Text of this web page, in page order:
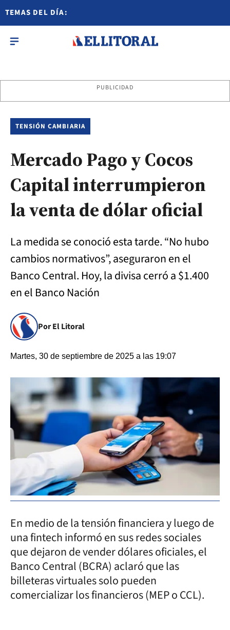
TEMAS DEL DÍA:
PUBLICIDAD
TENSIÓN CAMBIARIA
Mercado Pago y Cocos
Capital interrumpieron
la venta de dólar oficial
La medida se conoció esta tarde. “No hubo
cambios normativos”, aseguraron en el
Banco Central. Hoy, la divisa cerró a $1.400
en el Banco Nación
Por El Litoral
Martes, 30 de septiembre de 2025 a las 19:07
En medio de la tensión financiera y luego de
una fintech informó en sus redes sociales
que dejaron de vender dólares oficiales, el
Banco Central (BCRA) aclaró que las
billeteras virtuales solo pueden
comercializar los financieros (MEP o CCL).